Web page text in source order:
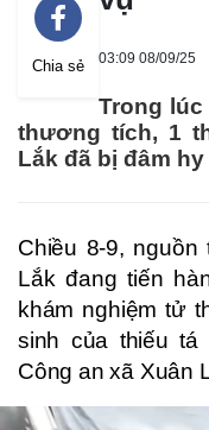
Chia sẻ 03:09 08/09/25
Trong
thương tích, 1
Lắk đã bị đâm
Chiều 8-9,
Lắk đang tiến
khám nghiệm tử
sinh của thiếu tá
Công an xã Xuân